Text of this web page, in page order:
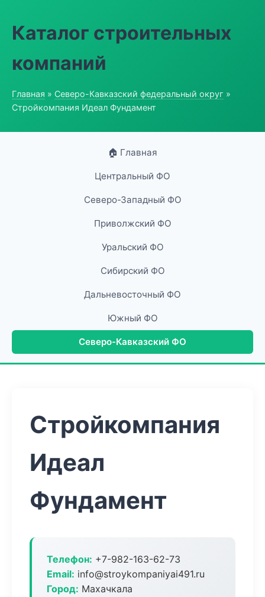
Каталог строительных
компаний
Главная » Северо-Кавказский федеральный округ »
Стройкомпания Идеал Фундамент
🏠 Главная
Центральный ФО
Северо-Западный ФО
Приволжский ФО
Уральский ФО
Сибирский ФО
Дальневосточный ФО
Южный ФО
Северо-Кавказский ФО
Стройкомпания
Идеал
Фундамент
Телефон: +7-982-163-62-73
Email: info@stroykompaniyai491.ru
Город: Махачкала